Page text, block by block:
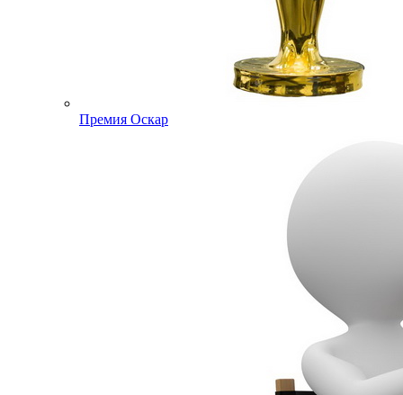
Премия Оскар